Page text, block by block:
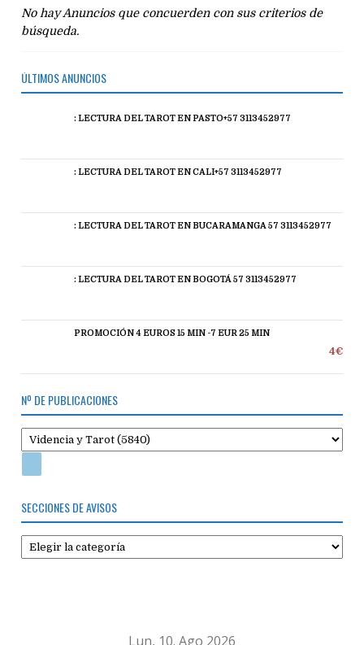
No hay Anuncios que concuerden con sus criterios de
búsqueda.
ÚLTIMOS ANUNCIOS
: LECTURA DEL TAROT EN PASTO+57 3113452977
: LECTURA DEL TAROT EN CALI+57 3113452977
: LECTURA DEL TAROT EN BUCARAMANGA 57 3113452977
: LECTURA DEL TAROT EN BOGOTÁ 57 3113452977
PROMOCIÓN 4 EUROS 15 MIN -7 EUR 25 MIN
4€
Nº DE PUBLICACIONES
SECCIONES DE AVISOS
Secciones
de